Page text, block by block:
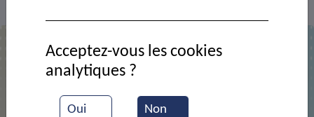
Liste des documents
Oui Non
Acceptez-vous les cookies
analytiques ?